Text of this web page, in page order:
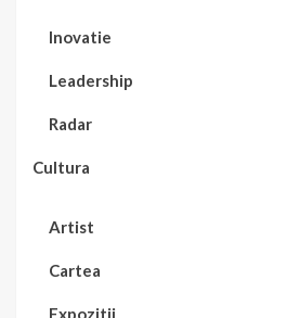
Inovatie
Leadership
Radar
Cultura
Artist
Cartea
Expozitii